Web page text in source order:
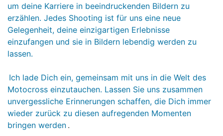
um deine Karriere in beeindruckenden Bildern zu
erzählen. Jedes Shooting ist für uns eine neue
Gelegenheit, deine einzigartigen Erlebnisse
einzufangen und sie in Bildern lebendig werden zu
lassen.
Ich lade Dich ein, gemeinsam mit uns in die Welt des
Motocross einzutauchen. Lassen Sie uns zusammen
unvergessliche Erinnerungen schaffen, die Dich immer
wieder zurück zu diesen aufregenden Momenten
bringen werden .